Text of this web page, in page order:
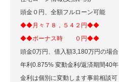
頭金０円、全額フルローン可能
◆◆月々７８，５４２ 円◆◆
◆◆ボーナス時 ０円◆◆
頭金0万円、借入額3,180万円の場合
年利0.875% 変動金利/返済期間40年
金利は個別に変動します事前相談可